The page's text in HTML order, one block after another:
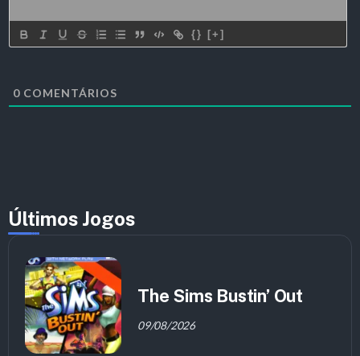
{} [+]
0 COMENTÁRIOS
Últimos Jogos
The Sims Bustin’ Out
09/08/2026